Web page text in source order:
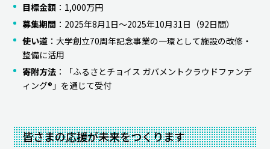
目標金額 ：1,000万円
募集期間 ：2025年8月1日～2025年10月31日（92日間）
使い道 ：大学創立70周年記念事業の一環として施設の改修・
整備に活用
寄附方法 ：「ふるさとチョイス ガバメントクラウドファンデ
ィング®」を通じて受付
皆さまの応援が未来をつくります